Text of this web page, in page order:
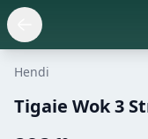
Hendi
Tigaie Wok 3